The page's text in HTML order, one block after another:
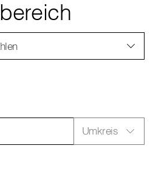
Umkreis